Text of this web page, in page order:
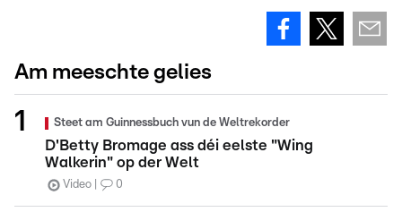
Am meeschte gelies
Steet am Guinnessbuch vun de Weltrekorder
D'Betty Bromage ass déi eelste "Wing
Walkerin" op der Welt
Video 0